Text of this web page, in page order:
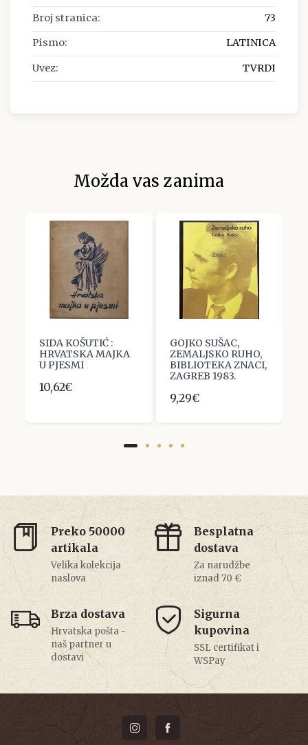
Broj stranica: 73
Pismo: LATINICA
Uvez: TVRDI
Možda vas zanima
SIDA KOŠUTIĆ :
HRVATSKA MAJKA
U PJESMI
10,62€
GOJKO SUŠAC,
ZEMALJSKO RUHO,
BIBLIOTEKA ZNACI,
ZAGREB 1983.
9,29€
Preko 50000
artikala
Velika kolekcija
naslova
Besplatna
dostava
Za narudžbe
iznad 70 €
Brza dostava
Hrvatska pošta -
naš partner u
dostavi
Sigurna
kupovina
SSL certifikat i
WSPay